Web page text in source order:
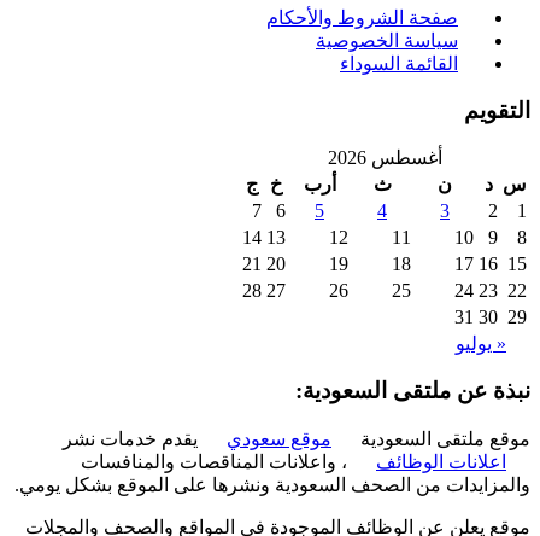
صفحة الشروط والأحكام
سياسة الخصوصية
القائمة السوداء
أغسطس 2026
د
ن خ
6
10
14
16
17
21
23
24
28
30
31
يوليو
عن ملتقى السعودية:
ملتقى السعودية موقع سعودي
يقدم خدمات نشر
الوظائف
، واعلانات المناقصات والمنافسات
من الصحف السعودية ونشرها على الموقع بشكل يومي.
يعلن عن الوظائف الموجودة في المواقع والصحف والمجلات